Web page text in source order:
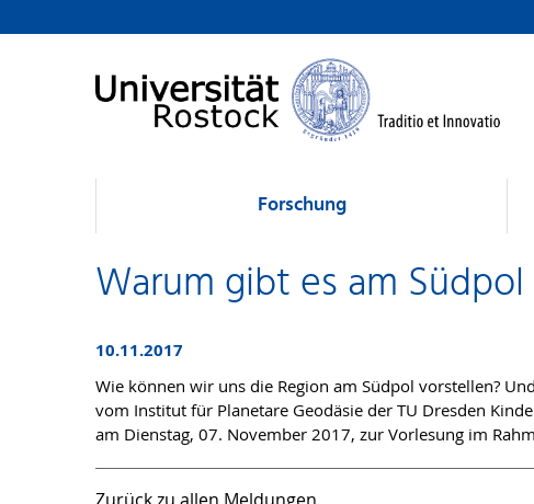
Forschung
Warum gibt es am
10.11.2017
Wie können wir uns die Region am Südpol vorstellen?
vom Institut für Planetare Geodäsie der TU Dresden
am Dienstag, 07. November 2017, zur Vorlesung im